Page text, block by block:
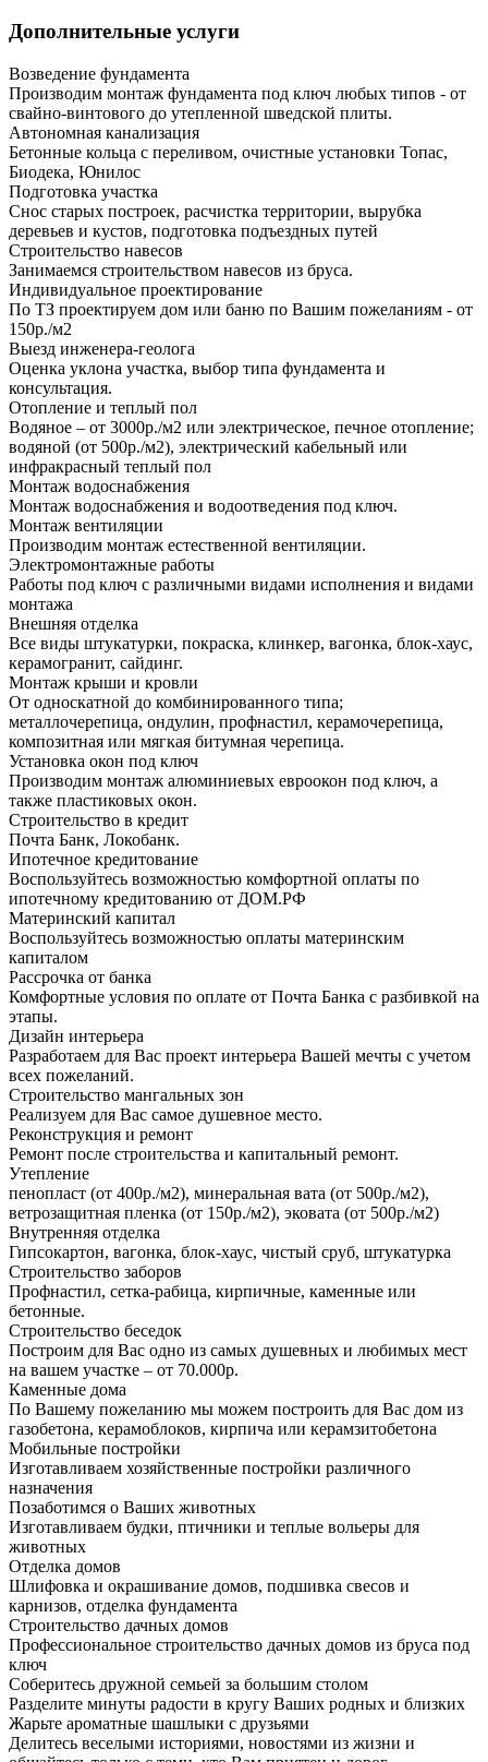
Дополнительные услуги
Возведение фундамента
Производим монтаж фундамента под ключ любых типов - от
свайно-винтового до утепленной шведской плиты.
Автономная канализация
Бетонные кольца с переливом, очистные установки Топас,
Биодека, Юнилос
Подготовка участка
Снос старых построек, расчистка территории, вырубка
деревьев и кустов, подготовка подъездных путей
Строительство навесов
Занимаемся строительством навесов из бруса.
Индивидуальное проектирование
По ТЗ проектируем дом или баню по Вашим пожеланиям - от
150р./м2
Выезд инженера-геолога
Оценка уклона участка, выбор типа фундамента и
консультация.
Отопление и теплый пол
Водяное – от 3000р./м2 или электрическое, печное отопление;
водяной (от 500р./м2), электрический кабельный или
инфракрасный теплый пол
Монтаж водоснабжения
Монтаж водоснабжения и водоотведения под ключ.
Монтаж вентиляции
Производим монтаж естественной вентиляции.
Электромонтажные работы
Работы под ключ с различными видами исполнения и видами
монтажа
Внешняя отделка
Все виды штукатурки, покраска, клинкер, вагонка, блок-хаус,
керамогранит, сайдинг.
Монтаж крыши и кровли
От односкатной до комбинированного типа;
металлочерепица, ондулин, профнастил, керамочерепица,
композитная или мягкая битумная черепица.
Установка окон под ключ
Производим монтаж алюминиевых евроокон под ключ, а
также пластиковых окон.
Строительство в кредит
Почта Банк, Локобанк.
Ипотечное кредитование
Воспользуйтесь возможностью комфортной оплаты по
ипотечному кредитованию от ДОМ.РФ
Материнский капитал
Воспользуйтесь возможностью оплаты материнским
капиталом
Рассрочка от банка
Комфортные условия по оплате от Почта Банка с разбивкой на
этапы.
Дизайн интерьера
Разработаем для Вас проект интерьера Вашей мечты с учетом
всех пожеланий.
Строительство мангальных зон
Реализуем для Вас самое душевное место.
Реконструкция и ремонт
Ремонт после строительства и капитальный ремонт.
Утепление
пенопласт (от 400р./м2), минеральная вата (от 500р./м2),
ветрозащитная пленка (от 150р./м2), эковата (от 500р./м2)
Внутренняя отделка
Гипсокартон, вагонка, блок-хаус, чистый сруб, штукатурка
Строительство заборов
Профнастил, сетка-рабица, кирпичные, каменные или
бетонные.
Строительство беседок
Построим для Вас одно из самых душевных и любимых мест
на вашем участке – от 70.000р.
Каменные дома
По Вашему пожеланию мы можем построить для Вас дом из
газобетона, керамоблоков, кирпича или керамзитобетона
Мобильные постройки
Изготавливаем хозяйственные постройки различного
назначения
Позаботимся о Ваших животных
Изготавливаем будки, птичники и теплые вольеры для
животных
Отделка домов
Шлифовка и окрашивание домов, подшивка свесов и
карнизов, отделка фундамента
Строительство дачных домов
Профессиональное строительство дачных домов из бруса под
ключ
Соберитесь дружной семьей за большим столом
Разделите минуты радости в кругу Ваших родных и близких
Жарьте ароматные шашлыки с друзьями
Делитесь веселыми историями, новостями из жизни и